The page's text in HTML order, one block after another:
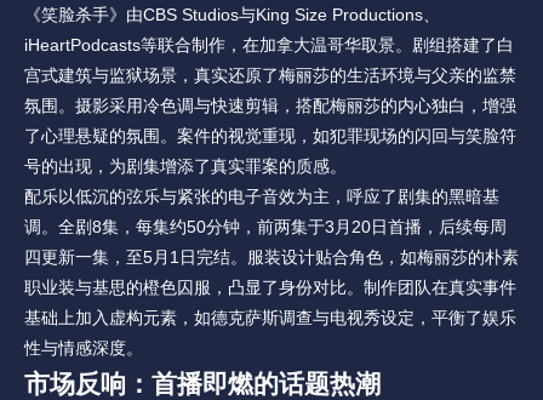
《笑脸杀手》由CBS Studios与King Size Productions、
iHeartPodcasts等联合制作，在加拿大温哥华取景。剧组搭建了白
宫式建筑与监狱场景，真实还原了梅丽莎的生活环境与父亲的监禁
氛围。摄影采用冷色调与快速剪辑，搭配梅丽莎的内心独白，增强
了心理悬疑的氛围。案件的视觉重现，如犯罪现场的闪回与笑脸符
号的出现，为剧集增添了真实罪案的质感。
配乐以低沉的弦乐与紧张的电子音效为主，呼应了剧集的黑暗基
调。全剧8集，每集约50分钟，前两集于3月20日首播，后续每周
四更新一集，至5月1日完结。服装设计贴合角色，如梅丽莎的朴素
职业装与基思的橙色囚服，凸显了身份对比。制作团队在真实事件
基础上加入虚构元素，如德克萨斯调查与电视秀设定，平衡了娱乐
性与情感深度。
市场反响：首播即燃的话题热潮